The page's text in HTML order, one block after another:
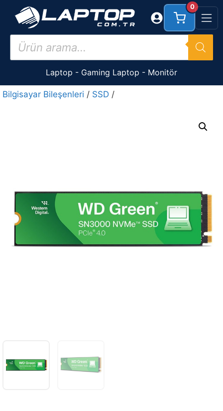
İçeriğe
Products
search
Laptop - Gaming Laptop - Monitör
0
Bilgisayar Bileşenleri / SSD /